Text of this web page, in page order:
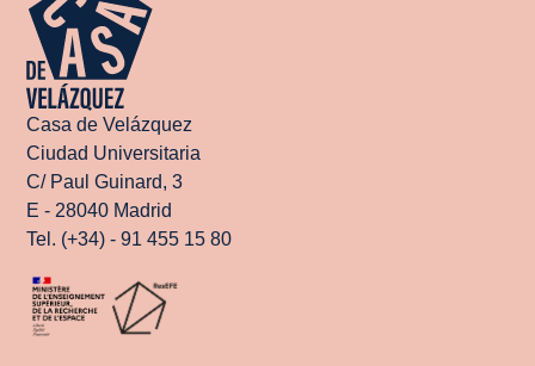
Casa de Velázquez
Ciudad Universitaria
C/ Paul Guinard, 3
E - 28040 Madrid
Tel. (+34) - 91 455 15 80